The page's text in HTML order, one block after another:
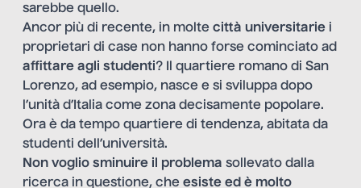
sarebbe quello.
Ancor più di recente, in molte città universitarie i
proprietari di case non hanno forse cominciato ad
affittare agli studenti? Il quartiere romano di San
Lorenzo, ad esempio, nasce e si sviluppa dopo
l’unità d’Italia come zona decisamente popolare.
Ora è da tempo quartiere di tendenza, abitata da
studenti dell’università.
Non voglio sminuire il problema sollevato dalla
ricerca in questione, che esiste ed è molto